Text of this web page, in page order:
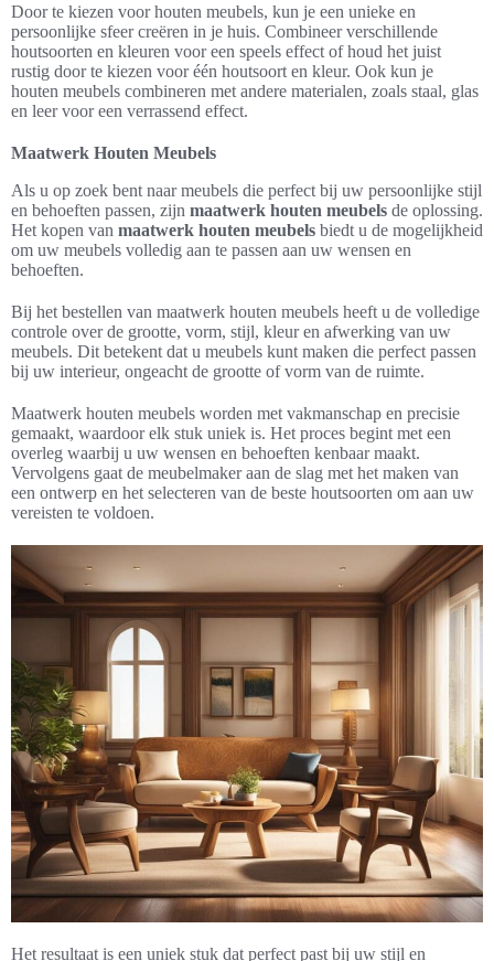
Door te kiezen voor houten meubels, kun je een unieke en
persoonlijke sfeer creëren in je huis. Combineer verschillende
houtsoorten en kleuren voor een speels effect of houd het juist
rustig door te kiezen voor één houtsoort en kleur. Ook kun je
houten meubels combineren met andere materialen, zoals staal, glas
en leer voor een verrassend effect.
Maatwerk Houten Meubels
Als u op zoek bent naar meubels die perfect bij uw persoonlijke stijl
en behoeften passen, zijn maatwerk houten meubels de oplossing.
Het kopen van maatwerk houten meubels biedt u de mogelijkheid
om uw meubels volledig aan te passen aan uw wensen en
behoeften.
Bij het bestellen van maatwerk houten meubels heeft u de volledige
controle over de grootte, vorm, stijl, kleur en afwerking van uw
meubels. Dit betekent dat u meubels kunt maken die perfect passen
bij uw interieur, ongeacht de grootte of vorm van de ruimte.
Maatwerk houten meubels worden met vakmanschap en precisie
gemaakt, waardoor elk stuk uniek is. Het proces begint met een
overleg waarbij u uw wensen en behoeften kenbaar maakt.
Vervolgens gaat de meubelmaker aan de slag met het maken van
een ontwerp en het selecteren van de beste houtsoorten om aan uw
vereisten te voldoen.
Het resultaat is een uniek stuk dat perfect past bij uw stijl en